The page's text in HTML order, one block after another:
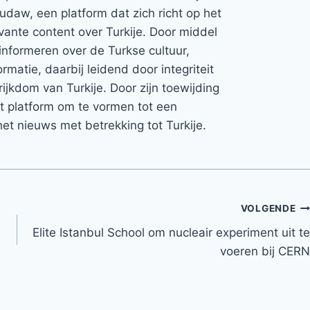
een platform dat zich richt op het
content over Turkije. Door middel
over de Turkse cultuur,
daarbij leidend door integriteit
van Turkije. Door zijn toewijding
platform om te vormen tot een
nieuws met betrekking tot Turkije.
VOLGENDE
Elite Istanbul School om nucleair experiment uit te
voeren bij CERN